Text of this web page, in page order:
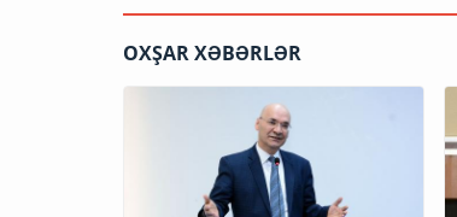
OXŞAR XƏBƏRLƏR